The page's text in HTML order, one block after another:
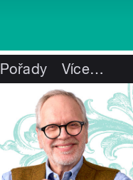
Pořady Více…